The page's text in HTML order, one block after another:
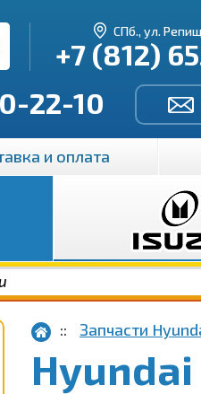
СПб., ул.
+7 (812)
22-10
и оплата
Запчасти
Hyundai